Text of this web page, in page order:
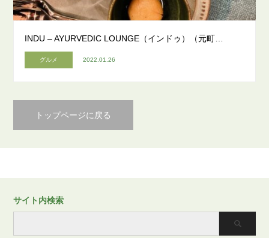
INDU – AYURVEDIC LOUNGE（インドゥ）（元町…
グルメ 2022.01.26
トップページに戻る
サイト内検索